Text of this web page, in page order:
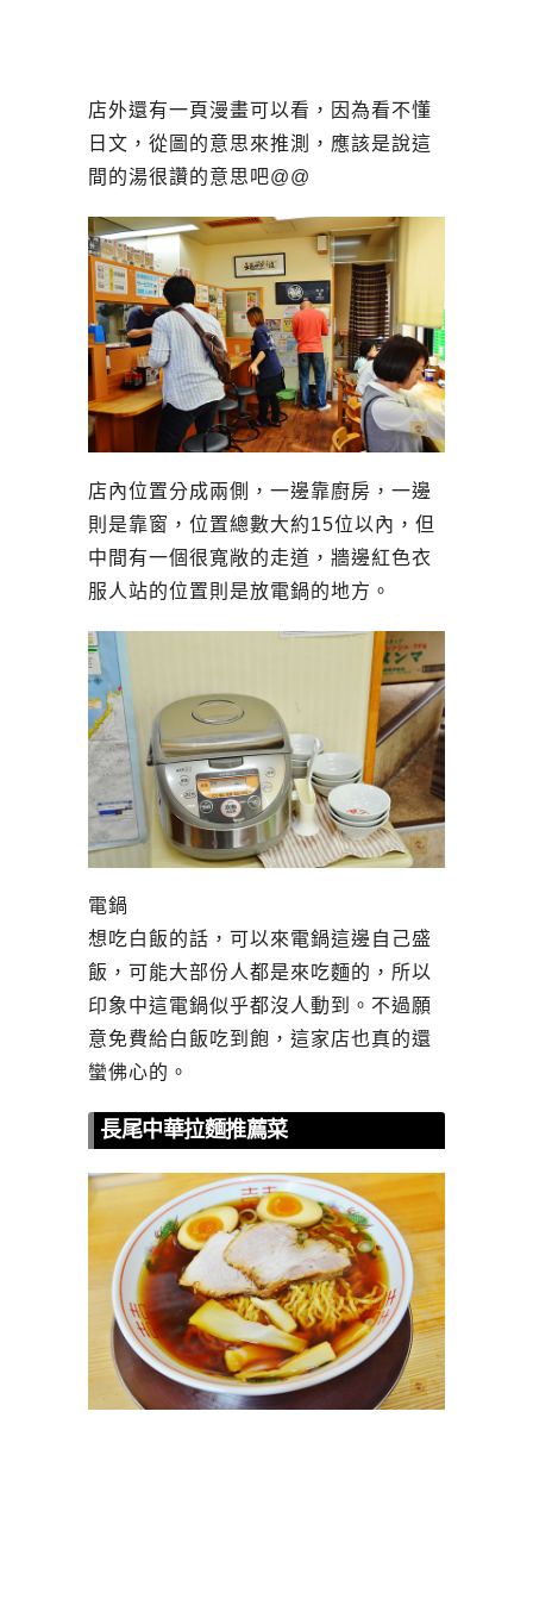
店外還有一頁漫畫可以看，因為看不懂
日文，從圖的意思來推測，應該是說這
間的湯很讚的意思吧@@
店內位置分成兩側，一邊靠廚房，一邊
則是靠窗，位置總數大約15位以內，但
中間有一個很寬敞的走道，牆邊紅色衣
服人站的位置則是放電鍋的地方。
電鍋
想吃白飯的話，可以來電鍋這邊自己盛
飯，可能大部份人都是來吃麵的，所以
印象中這電鍋似乎都沒人動到。不過願
意免費給白飯吃到飽，這家店也真的還
蠻佛心的。
長尾中華拉麵推薦菜